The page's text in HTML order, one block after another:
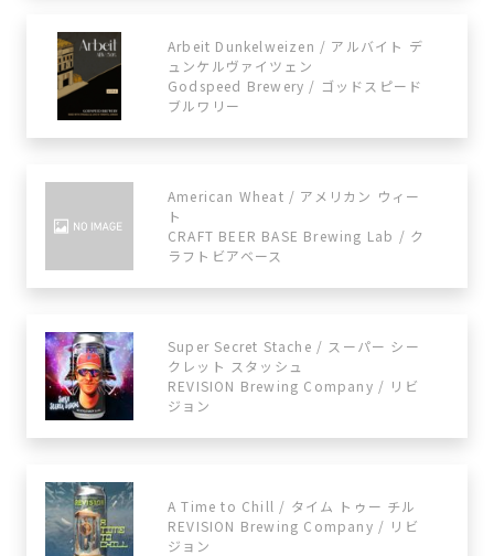
Arbeit Dunkelweizen / アルバイト デ
ュンケルヴァイツェン
Godspeed Brewery / ゴッドスピード
ブルワリー
American Wheat / アメリカン ウィー
ト
CRAFT BEER BASE Brewing Lab / ク
ラフトビアベース
Super Secret Stache / スーパー シー
クレット スタッシュ
REVISION Brewing Company / リビ
ジョン
A Time to Chill / タイム トゥー チル
REVISION Brewing Company / リビ
ジョン